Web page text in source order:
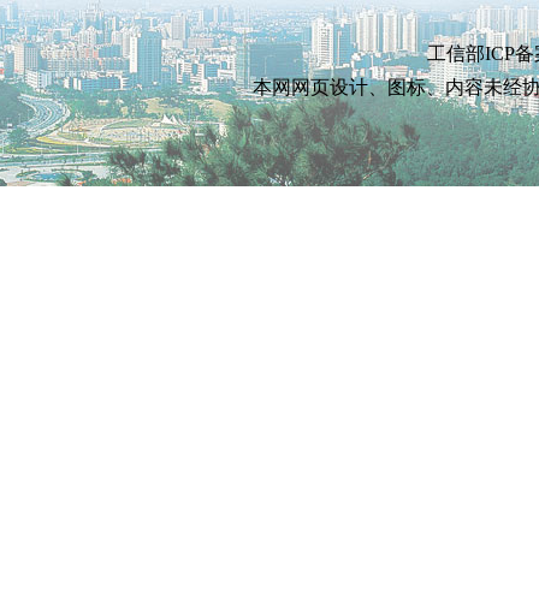
工信部ICP
本网网页设计、图标、内容未经